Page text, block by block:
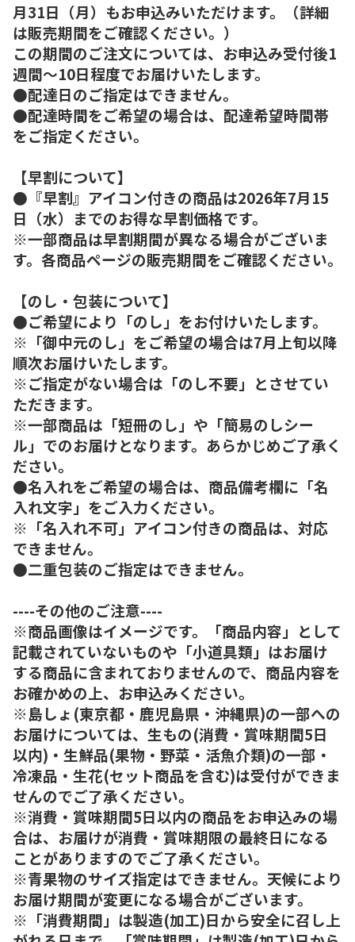
月31日（月）もお申込みいただけます。（詳細
は販売期間をご確認ください。）
この期間のご注文については、お申込み受付後1
週間～10日程度でお届けいたします。
●配達日のご指定はできません。
●配達時間をご希望の場合は、配達希望時間帯
をご指定ください。
【早割について】
●『早割』アイコン付きの商品は2026年7月15
日（水）までのお得な早割価格です。
※一部商品は早割期間が異なる場合がございま
す。各商品ページの販売期間をご確認ください。
【のし・包装について】
●ご希望により「のし」をお付けいたします。
※「御中元のし」をご希望の場合は7月上旬以降
順次お届けいたします。
※ご指定がない場合は「のし不要」とさせてい
ただきます。
※一部商品は「短冊のし」や「簡易のしシー
ル」でのお届けとなります。あらかじめご了承く
ださい。
●名入れをご希望の場合は、商品備考欄に「名
入れ文字」をご入力ください。
※「名入れ不可」アイコン付きの商品は、対応
できません。
●二重包装のご指定はできません。
----その他のご注意----
※商品画像はイメージです。「商品内容」として
記載されていないものや「小道具類」はお届け
する商品に含まれておりませんので、商品内容を
お確かめの上、お申込みください。
※島しょ(東京都・鹿児島県・沖縄県)の一部への
お届けについては、生もの(消費・賞味期間5日
以内)・生鮮品(果物・野菜・活魚介類)の一部・
冷凍品・生花(セット商品を含む)は受付ができま
せんのでご了承ください。
※消費・賞味期間5日以内の商品をお申込みの場
合は、お届けが消費・賞味期限の最終日になる
ことがありますのでご了承ください。
※青果物のサイズ指定はできません。天候により
お届け期間が変更になる場合がございます。
※「消費期間」は製造(加工)日から安全に召し上